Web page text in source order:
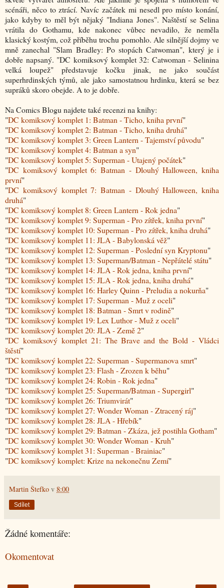
scénáři, něco to ztrácí. Navíc začátek mi nesedl pro místo konání,
jako kdyby to měl být nějaký "Indiana Jones". Naštěstí se Selina
vrátila do Gothamu, kde nakonec vůbec nevadilo, že neměla
klasický kostým, což příběhu trochu pomohlo. Ale silnější dojmy ve
mně zanechal "Slam Bradley: Po stopách Catwoman", který je i
dobře napsaný. "DC komiksový komplet 32: Catwoman - Selinina
velká loupež" představuje kočku jinak, ne jako součást
superhrdinských týmů, ale jako samostatnou hrdinku, která se bez
supráků skoro obejde. A to je dobře.
Na Comics Blogu najdete také recenzi na knihy:
"DC komiksový komplet 1: Batman - Ticho, kniha první"
"DC komiksový komplet 2: Batman - Ticho, kniha druhá"
"DC komiksový komplet 3: Green Lantern - Tajemství původu"
"DC komiksový komplet 4: Batman a syn"
"DC komiksový komplet 5: Superman - Utajený počátek"
"DC komiksový komplet 6: Batman - Dlouhý Halloween, kniha
první"
"DC komiksový komplet 7: Batman - Dlouhý Halloween, kniha
druhá"
"DC komiksový komplet 8: Green Lantern - Rok jedna"
"DC komiksový komplet 9: Superman - Pro zítřek, kniha první"
"DC komiksový komplet 10: Superman - Pro zítřek, kniha druhá"
"DC komiksový komplet 11: JLA - Babylonská věž"
"DC komiksový komplet 12: Superman - Poslední syn Kryptonu"
"DC komiksový komplet 13: Superman/Batman - Nepřátelé státu"
"DC komiksový komplet 14: JLA - Rok jedna, kniha první"
"DC komiksový komplet 15: JLA - Rok jedna, kniha druhá"
"DC komiksový komplet 16: Harley Quinn - Preludia a nokurňa"
"DC komiksový komplet 17: Superman - Muž z oceli"
"DC komiksový komplet 18: Batman - Smrt v rodině"
"DC komiksový komplet 19: Lex Luthor - Muž z oceli"
"DC komiksový komplet 20: JLA - Země 2"
"DC komiksový komplet 21: The Brave and the Bold - Vládci
štěstí"
"DC komiksový komplet 22: Superman - Supermanova smrt"
"DC komiksový komplet 23: Flash - Zrozen k běhu"
"DC komiksový komplet 24: Robin - Rok jedna"
"DC komiksový komplet 25: Superman/Batman - Supergirl"
"DC komiksový komplet 26: Triumvirát"
"DC komiksový komplet 27: Wonder Woman - Ztracený ráj"
"DC komiksový komplet 28: JLA - Hřebík"
"DC komiksový komplet 29: Batman - Zkáza, jež postihla Gotham"
"DC komiksový komplet 30: Wonder Woman - Kruh"
"DC komiksový komplet 31: Superman - Brainiac"
"DC komiksový komplet: Krize na nekonečnu Zemí"
Martin Štefko v 8:00
Sdílet
Žádné komentáře:
Okomentovat